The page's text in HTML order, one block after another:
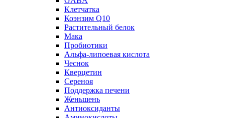
Клетчатка
Коэнзим Q10
Растительный белок
Мака
Пробиотики
Альфа-липоевая кислота
Чеснок
Кверцетин
Сереноя
Поддержка печени
Женьшень
Антиоксиданты